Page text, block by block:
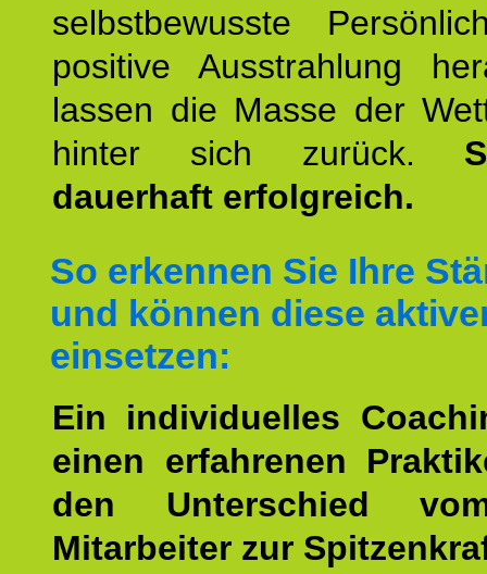
selbstbewusste
positive Ausstrahlung
lassen die Masse der
hinter sich zurück.
dauerhaft erfolgreich.
So erkennen Sie Ihre
und können diese
einsetzen:
Ein individuelles
einen erfahrenen
den Unterschied
Mitarbeiter zur